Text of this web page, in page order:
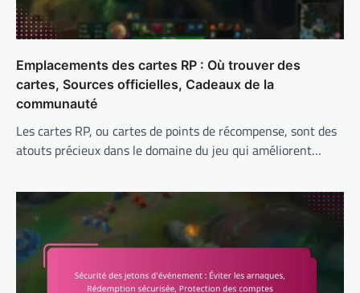
Emplacements des cartes RP : Où trouver des
cartes, Sources officielles, Cadeaux de la
communauté
Les cartes RP, ou cartes de points de récompense, sont des
atouts précieux dans le domaine du jeu qui améliorent…